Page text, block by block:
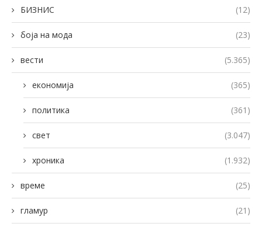
БИЗНИС (12)
боја на мода (23)
вести (5.365)
економија (365)
политика (361)
свет (3.047)
хроника (1.932)
време (25)
гламур (21)